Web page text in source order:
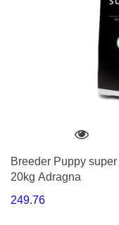
Breeder Puppy
20kg Adragna
249.76